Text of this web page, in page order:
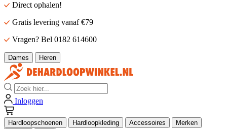
Direct ophalen!
Gratis levering vanaf €79
Vragen? Bel 0182 614600
Dames Heren
Zoek
Inloggen
Hardloopschoenen Hardloopkleding Accessoires
Merken